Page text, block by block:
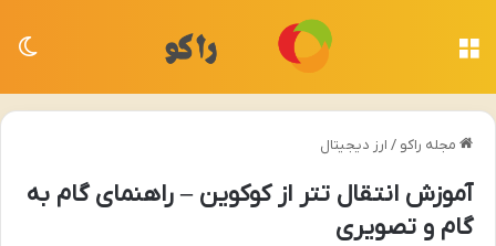
مجله راکو / ارز دیجیتال
آموزش انتقال تتر از کوکوین – راهنمای گام به
گام و تصویری